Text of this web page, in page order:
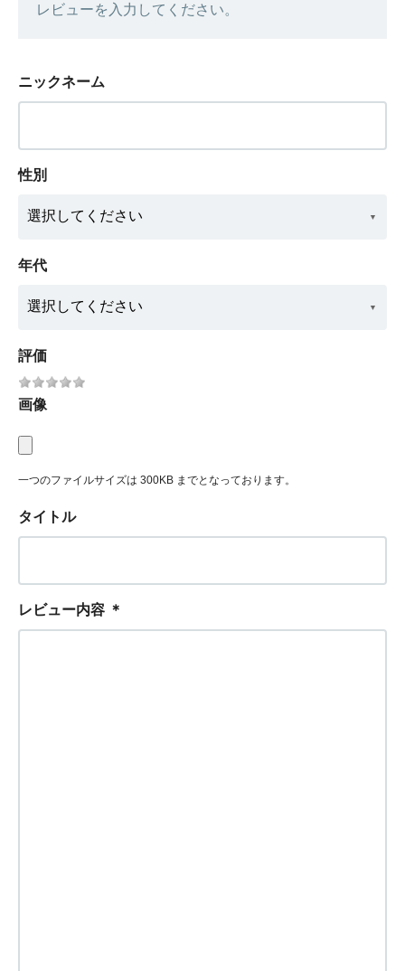
レビューを入力してください。
ニックネーム
性別
年代
評価
画像
一つのファイルサイズは 300KB までとなっております。
タイトル
レビュー内容 ＊